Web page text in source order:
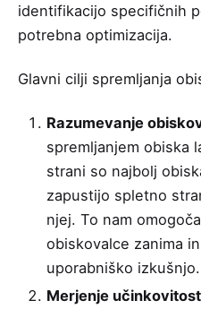
identifikacijo specifičnih
potrebna optimizacija.
Glavni cilji spremljanja
Razumevanje
spremljanjem obiska
strani so najbolj
zapustijo spletno
njej. To nam
obiskovalce zanima
uporabniško izkušnjo.
Merjenje